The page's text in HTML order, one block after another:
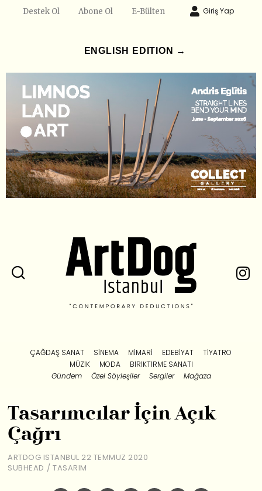
Destek Ol Abone Ol E-Bülten Giriş Yap
ENGLISH EDITION →
ÇAĞDAŞ SANAT SINEMA MIMARI EDEBIYAT
TIYATRO
MÜZIK
MODA
BIRIKTIRME SANATI
Gündem
Özel Söyleşiler Sergiler Mağaza
Tasarımcılar İçin Açık
Çağrı
ARTDOG ISTANBUL 22 TEMMUZ 2020
SUBHEAD / TASARIM